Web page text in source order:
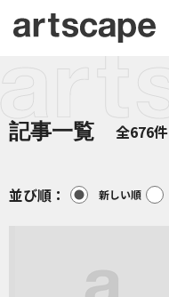
記事一覧 全676件
並び順： 新しい順